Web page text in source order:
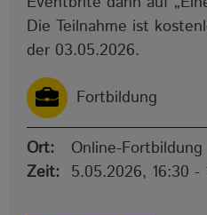
Die Teilnahme ist
der 03.05.2026.
Fortbildung
Ort:
Online-Fortbildung
Zeit: 5.05.2026, 16:30 -